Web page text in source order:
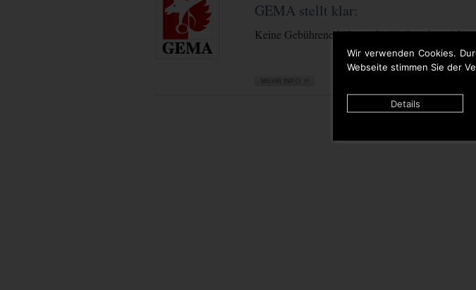
Wir verwenden Cookies.
Webseite stimmen Sie der
Details
GEMA stellt klar:
Keine Gebührenerhöhung für Weihnachtsmärkte